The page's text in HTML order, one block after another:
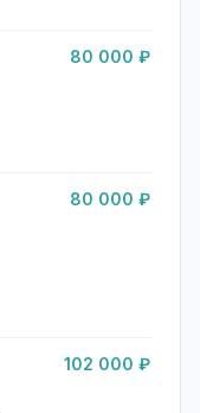
80 000 ₽
80 000 ₽
102 000 ₽